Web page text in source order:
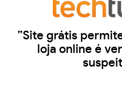
”Site grátis
loja online é